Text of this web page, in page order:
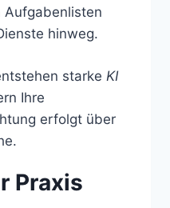
Aufgabenlisten
hinweg.
starke KI
Ihre
erfolgt über
Praxis